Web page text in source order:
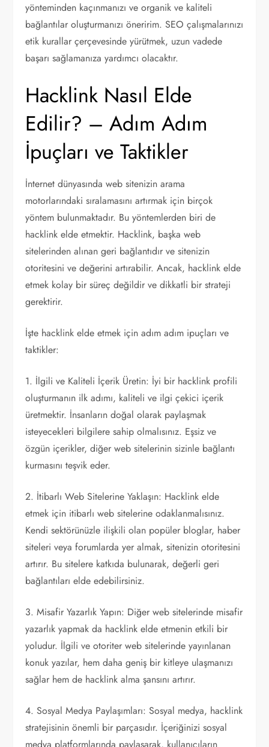
yönteminden kaçınmanızı ve organik ve kaliteli
bağlantılar oluşturmanızı öneririm. SEO çalışmalarınızı
etik kurallar çerçevesinde yürütmek, uzun vadede
başarı sağlamanıza yardımcı olacaktır.
Hacklink Nasıl Elde
Edilir? – Adım Adım
İpuçları ve Taktikler
İnternet dünyasında web sitenizin arama
motorlarındaki sıralamasını artırmak için birçok
yöntem bulunmaktadır. Bu yöntemlerden biri de
hacklink elde etmektir. Hacklink, başka web
sitelerinden alınan geri bağlantıdır ve sitenizin
otoritesini ve değerini artırabilir. Ancak, hacklink elde
etmek kolay bir süreç değildir ve dikkatli bir strateji
gerektirir.
İşte hacklink elde etmek için adım adım ipuçları ve
taktikler:
1. İlgili ve Kaliteli İçerik Üretin: İyi bir hacklink profili
oluşturmanın ilk adımı, kaliteli ve ilgi çekici içerik
üretmektir. İnsanların doğal olarak paylaşmak
isteyecekleri bilgilere sahip olmalısınız. Eşsiz ve
özgün içerikler, diğer web sitelerinin sizinle bağlantı
kurmasını teşvik eder.
2. İtibarlı Web Sitelerine Yaklaşın: Hacklink elde
etmek için itibarlı web sitelerine odaklanmalısınız.
Kendi sektörünüzle ilişkili olan popüler bloglar, haber
siteleri veya forumlarda yer almak, sitenizin otoritesini
artırır. Bu sitelere katkıda bulunarak, değerli geri
bağlantıları elde edebilirsiniz.
3. Misafir Yazarlık Yapın: Diğer web sitelerinde misafir
yazarlık yapmak da hacklink elde etmenin etkili bir
yoludur. İlgili ve otoriter web sitelerinde yayınlanan
konuk yazılar, hem daha geniş bir kitleye ulaşmanızı
sağlar hem de hacklink alma şansını artırır.
4. Sosyal Medya Paylaşımları: Sosyal medya, hacklink
stratejisinin önemli bir parçasıdır. İçeriğinizi sosyal